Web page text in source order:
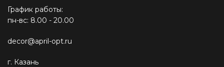
График работы:
пн-вс: 8.00 - 20.00
decor@april-opt.ru
г. Казань